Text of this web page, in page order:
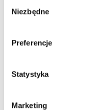
zgody
Niezbędne
Preferencje
Statystyka
Marketing
Stały opiekun
Szybka obsługa